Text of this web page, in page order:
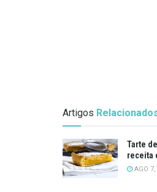
Artigos
Tarte
receita
AGO 7,